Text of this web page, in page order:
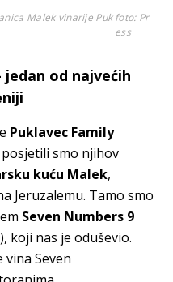
Malek vinarije Puk foto: Pr
ess
jedan od najvećih
Puklavec Family
smo njihov
kuću Malek,
Jeruzalemu. Tamo smo
Seven Numbers 9
koji nas je oduševio.
Seven